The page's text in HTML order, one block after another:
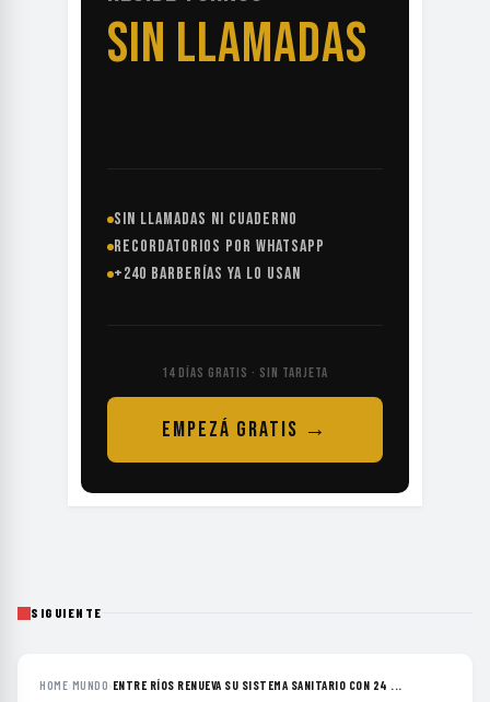
SIN LLAMADAS
SIN LLAMADAS NI CUADERNO
RECORDATORIOS POR WHATSAPP
+240 BARBERÍAS YA LO USAN
14 DÍAS GRATIS · SIN TARJETA
EMPEZÁ GRATIS →
SIGUIENTE
HOME›MUNDO› ENTRE RÍOS RENUEVA SU SISTEMA SANITARIO CON 24 ...